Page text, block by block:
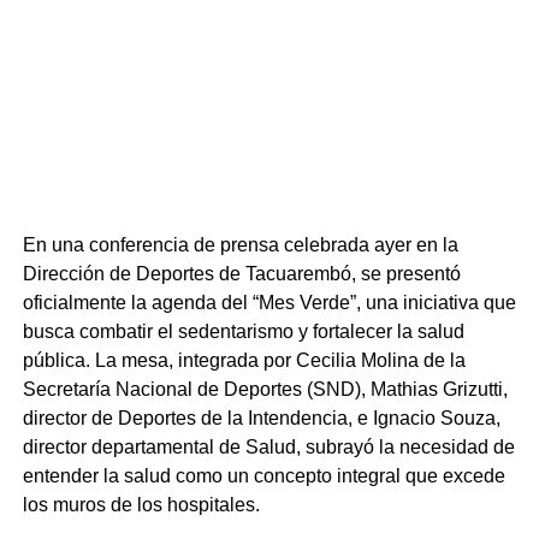
esta patología tiene una mortalidad descrita de hasta el
50% a nivel mundial y avanza de forma extremadamente
rápida.
Para llevar tranquilidad a los vecinos de Tacuarembó, la
intensivista aclaró que se identificó y medicó a todos los
contactos directos para cortar cualquier posibilidad de
contagio. Al ser una bebé pequeña, no asistía a centros
educativos ni guarderías, y convivía únicamente con sus
padres y abuelos paternos. Todos ellos ya recibieron la
profilaxis antibiótica necesaria y, al no haber más niños
En una conferencia de prensa celebrada ayer en la
Dirección de Deportes de Tacuarembó, se presentó
oficialmente la agenda del “Mes Verde”, una iniciativa que
busca combatir el sedentarismo y fortalecer la salud
pública. La mesa, integrada por Cecilia Molina de la
Secretaría Nacional de Deportes (SND), Mathias Grizutti,
director de Deportes de la Intendencia, e Ignacio Souza,
director departamental de Salud, subrayó la necesidad de
entender la salud como un concepto integral que excede
los muros de los hospitales.